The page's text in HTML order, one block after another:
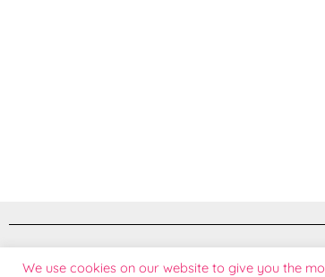
We use cookies on our website to give you the